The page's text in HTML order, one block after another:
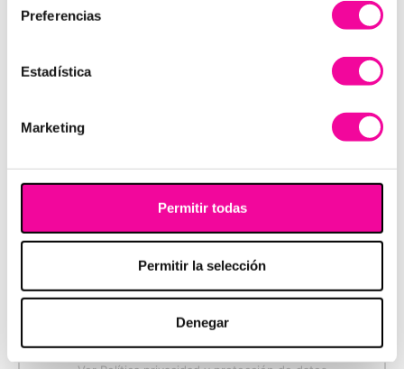
Preferencias
Estadística
Marketing
Permitir todas
Permitir la selección
Denegar
ajustarán a tus necesidades y preferencias.
infórmate sobre nuestros tratamientos llamando al
PIDE MÁS
INFORMACIÓN